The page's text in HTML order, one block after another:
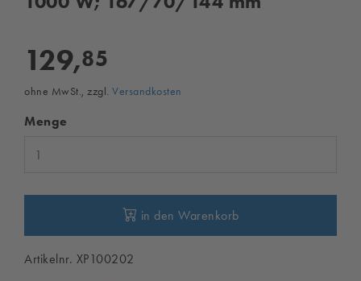
129,85
ohne MwSt., zzgl. Versandkosten
Menge
in den Warenkorb
Artikelnr. XP100202